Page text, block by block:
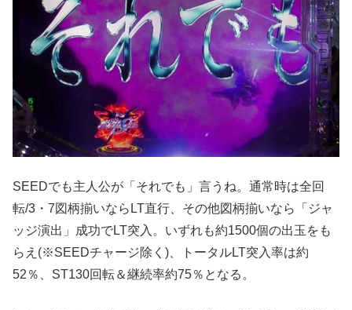
SEEDでも主人公が「それでも」言うね。通常時は全回
転/3・7図柄揃いならLT直行、その他図柄揃いなら「ジャ
ッジ演出」成功でLT突入。いずれも約1500個の出玉をも
らえ(※SEEDチャージ除く)、トータルLT突入率は約
52％、ST130回転＆継続率約75％となる。